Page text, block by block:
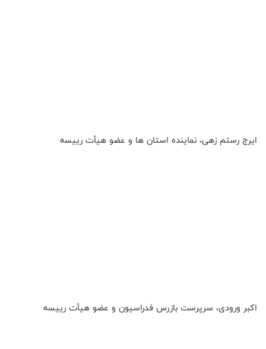
ایرج رستم زهی، نماینده استان ها و عضو هیأت رییسه
اکبر ورودی، سرپرست بازرس فدراسیون و عضو هیأت رییسه